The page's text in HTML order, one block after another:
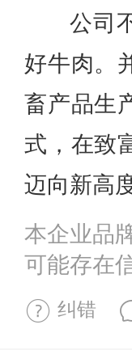
公司
好牛肉。
畜产品生
式，在致
迈向新高度
本企业品
可能存在
纠错